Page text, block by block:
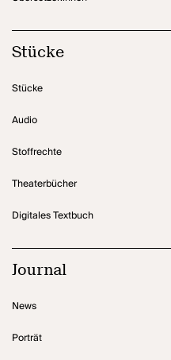
Stücke
Stücke
Audio
Stoffrechte
Theaterbücher
Digitales Textbuch
Journal
News
Porträt